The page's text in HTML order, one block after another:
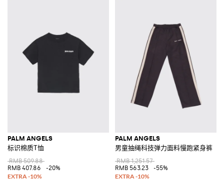
PALM ANGELS
标识棉质T恤
RMB 509.88
RMB 407.86
-20%
PALM ANGELS
男童抽绳科技弹力面料慢跑紧身裤
RMB 1,251.57
RMB 563.23
-55%